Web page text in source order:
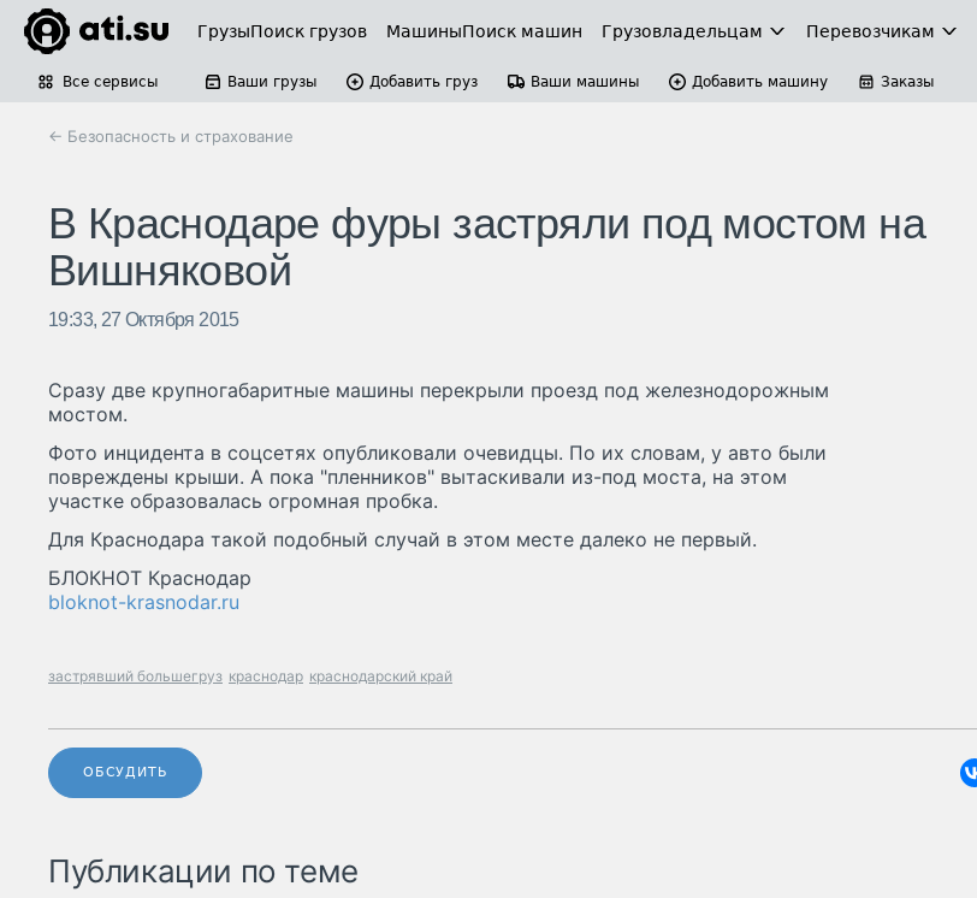
ГрузыПоиск грузов МашиныПоиск машин Грузовладельцам Перевозчикам
Все сервисы Ваши грузы Добавить груз Ваши машины Добавить машину Заказы
← Безопасность и страхование
В Краснодаре фуры застряли под мостом на
Вишняковой
19:33, 27 Октября 2015
Сразу две крупногабаритные машины перекрыли проезд под железнодорожным
мостом.
Фото инцидента в соцсетях опубликовали очевидцы. По их словам, у авто были
повреждены крыши. А пока "пленников" вытаскивали из-под моста, на этом
участке образовалась огромная пробка.
Для Краснодара такой подобный случай в этом месте далеко не первый.
БЛОКНОТ Краснодар
bloknot-krasnodar.ru
застрявший большегруз краснодар краснодарский край
ОБСУДИТЬ
Публикации по теме